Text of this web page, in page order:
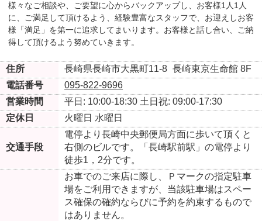
様々なご相談や、ご要望に心からバックアップし、お客様1人1人
に、ご満足して頂けるよう、経験豊富なスタッフで、お迎えしお客
様「満足」を第一に追求してまいります。お客様と話し合い、ご納
得して頂けるよう努めていきます。
住所 長崎県長崎市大黒町11-8 長崎東京生命館 8F
電話番号
095-822-9696
営業時間
平日: 10:00-18:30 土日祝: 09:00-17:30
定休日
火曜日 水曜日
交通手段
電停より長崎中央郵便局方面に歩いて頂くと
右側のビルです。「長崎駅前駅」の電停より
徒歩1，2分です。
お車でのご来店に際し、Ｐマークの指定駐車
場をご利用できますが、当該駐車場はスペー
ス確保の確約ならびに予約を約束するもので
はありません。